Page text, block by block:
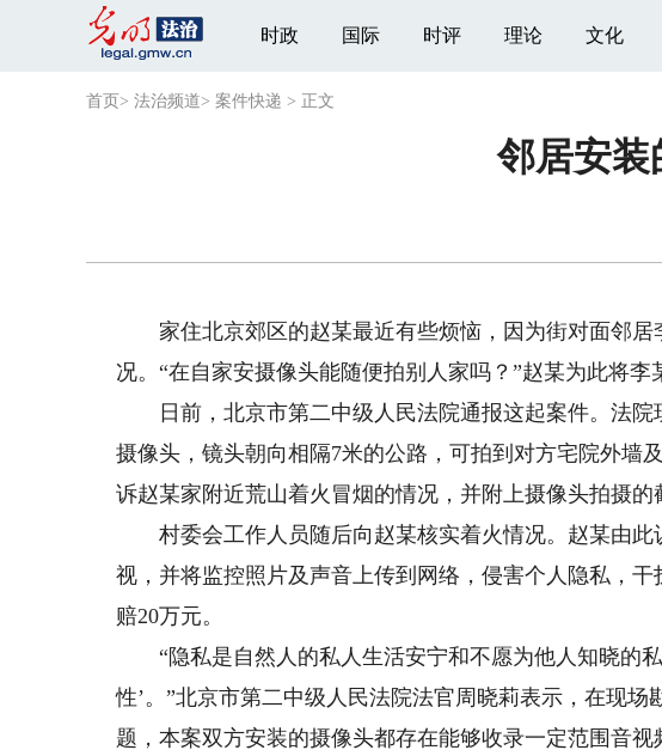
时政 国际 时评 理论 文化
首页 > 法治频道> 案件快递 > 正文
邻居安装
家住北京郊区的赵某最近有些烦恼，因为街对面邻居
况。“在自家安摄像头能随便拍别人家吗？”赵某为此将李
日前，北京市第二中级人民法院通报这起案件。法院
摄像头，镜头朝向相隔7米的公路，可拍到对方宅院外墙
诉赵某家附近荒山着火冒烟的情况，并附上摄像头拍摄的
村委会工作人员随后向赵某核实着火情况。赵某由此
视，并将监控照片及声音上传到网络，侵害个人隐私，
赔20万元。
“隐私是自然人的私人生活安宁和不愿为他人知晓的私
性’。”北京市第二中级人民法院法官周晓莉表示，在现
题，本案双方安装的摄像头都存在能够收录一定范围音